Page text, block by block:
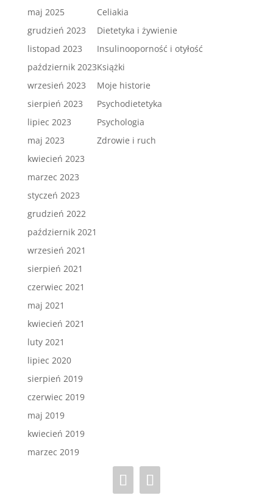
maj 2025
grudzień 2023
listopad 2023
październik 2023
wrzesień 2023
sierpień 2023
lipiec 2023
maj 2023
kwiecień 2023
marzec 2023
styczeń 2023
grudzień 2022
październik 2021
wrzesień 2021
sierpień 2021
czerwiec 2021
maj 2021
kwiecień 2021
luty 2021
lipiec 2020
sierpień 2019
czerwiec 2019
maj 2019
kwiecień 2019
marzec 2019
Celiakia
Dietetyka i żywienie
Insulinooporność i otyłość
Książki
Moje historie
Psychodietetyka
Psychologia
Zdrowie i ruch